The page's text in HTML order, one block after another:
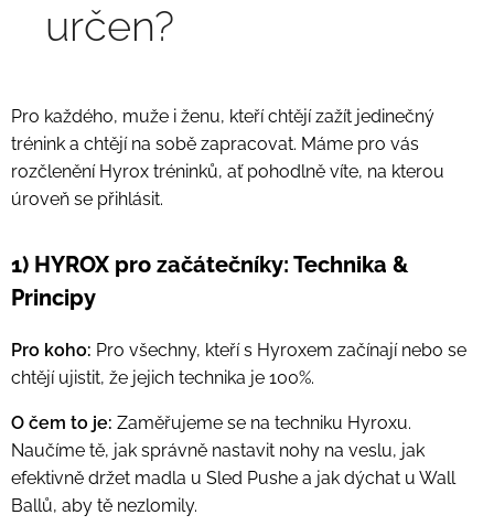
určen?
Pro každého, muže i ženu, kteří chtějí zažít jedinečný
trénink a chtějí na sobě zapracovat. Máme pro vás
rozčlenění Hyrox tréninků, ať pohodlně víte, na kterou
úroveň se přihlásit.
1) HYROX pro začátečníky: Technika &
Principy
Pro koho: Pro všechny, kteří s Hyroxem začínají nebo se
chtějí ujistit, že jejich technika je 100%.
O čem to je: Zaměřujeme se na techniku Hyroxu.
Naučíme tě, jak správně nastavit nohy na veslu, jak
efektivně držet madla u Sled Pushe a jak dýchat u Wall
Ballů, aby tě nezlomily.